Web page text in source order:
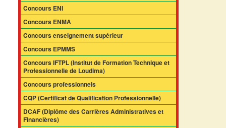
Concours ENI
Concours ENMA
Concours enseignement supérieur
Concours EPMMS
Concours IFTPL (Institut de Formation Technique et
Professionnelle de Loudima)
Concours professionnels
CQP (Certificat de Qualification Professionnelle)
DCAF (Diplôme des Carrières Administratives et
Financières)